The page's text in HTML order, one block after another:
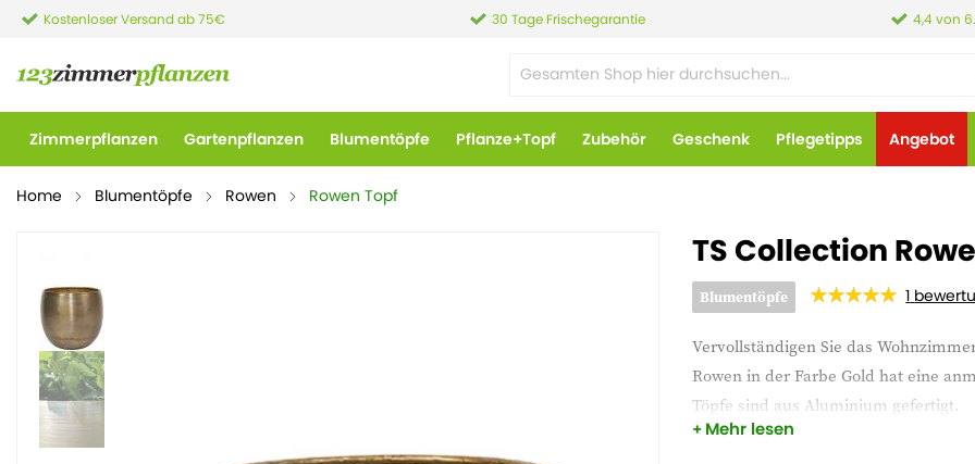
Kostenloser Versand ab 75€ 30 Tage Frischegarantie 4,4 von
Zimmerpflanzen Gartenpflanzen Blumentöpfe Pflanze+Topf Zubehör Geschenk Pflegetipps Angebot
Home Blumentöpfe Rowen Rowen Topf
TS Collection
Blumentöpfe 1
Vervollständigen Sie das
Rowen in der Farbe Gold hat eine
Töpfe sind aus Aluminium gefertigt.
Mehr lesen